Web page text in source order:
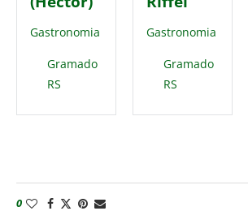
Gastronomia
Gramado
RS
Gastronomia
Gramado
RS
0